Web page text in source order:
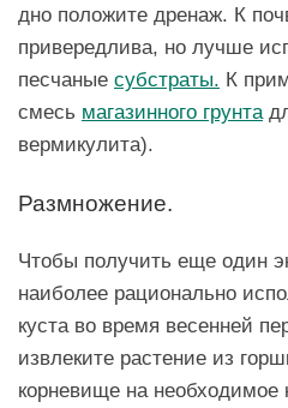
дно положите дренаж. К
привередлива, но лучше
песчаные субстраты. К
смесь магазинного грунта
вермикулита).
Размножение.
Чтобы получить еще один
наиболее рационально
куста во время весенней
извлеките растение из
корневище на необходимое